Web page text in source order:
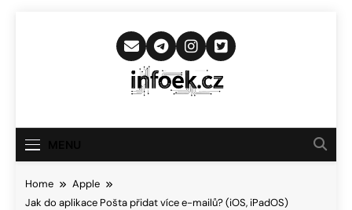
Infoek.cz
Novinkám
Home
Apple
Jak do aplikace Pošta přidat více e-mailů? (iOS, iPadOS)